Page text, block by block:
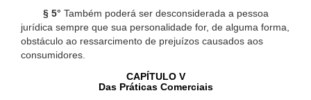
§ 5° Também poderá ser desconsiderada a pessoa
jurídica sempre que sua personalidade for, de alguma forma,
obstáculo ao ressarcimento de prejuízos causados aos
consumidores.
CAPÍTULO V
Das Práticas Comerciais